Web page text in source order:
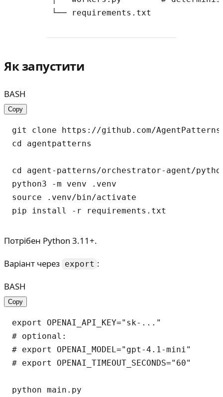
Як запустити
BASH
Copy
git clone https://github.com/
cd agentpatterns
cd agent-patterns/orchestrator-agent/
python3 -m venv .venv
source .venv/bin/activate
Потрібен Python 3.11+.
Варіант через export :
BASH
Copy
export OPENAI_API_KEY="sk-..."
# optional:
# export OPENAI_MODEL="gpt-4.1-mini"
# export OPENAI_TIMEOUT_SECONDS="60"